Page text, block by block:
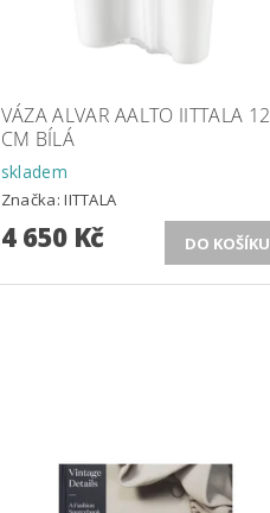
VÁZA ALVAR AALTO IITTALA 12
CM BÍLÁ
skladem
Značka:IITTALA
4 650 Kč